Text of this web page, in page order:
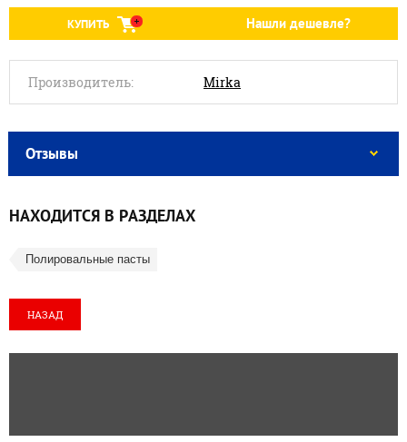
КУПИТЬ Нашли дешевле?
Производитель: Mirka
Отзывы
НАХОДИТСЯ В РАЗДЕЛАХ
Полировальные пасты
НАЗАД